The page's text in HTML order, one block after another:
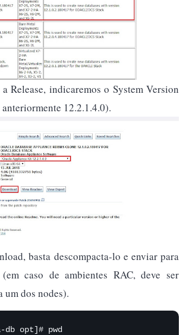
Release, indicaremos o System Version
12.2.1.4.0).
basta descompacta-lo e enviar para
caso de ambientes RAC, deve ser
um dos nodes).
db opt]# pwd